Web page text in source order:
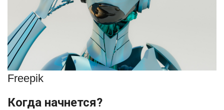
Freepik
Когда начнется?